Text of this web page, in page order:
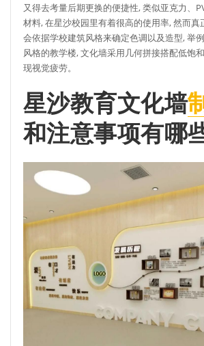
又得去考量后期更换的便捷性, 类似亚克力、
材料, 在星沙校园里有着很高的使用率, 然而真
会依据学校建筑风格来确定色调以及造型, 举
风格的教学楼, 文化墙采用几何拼接搭配低饱
现视觉疲劳。
星沙教育文化墙
和注意事项有哪